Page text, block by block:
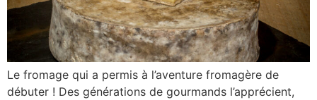
Le fromage qui a permis à l’aventure fromagère de
débuter ! Des générations de gourmands l’apprécient,